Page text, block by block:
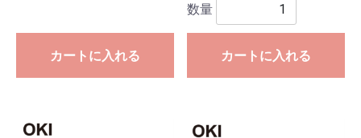
カートに入れる
数量
カートに入れる